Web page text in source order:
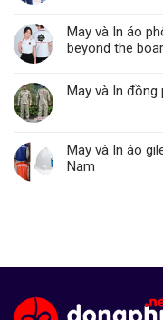
May và In áo
beyond the
May và In
May và In áo
Nam